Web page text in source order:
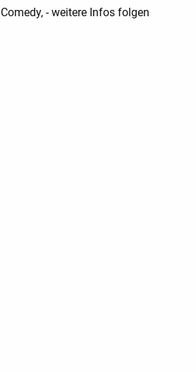
Comedy, - weitere Infos folgen